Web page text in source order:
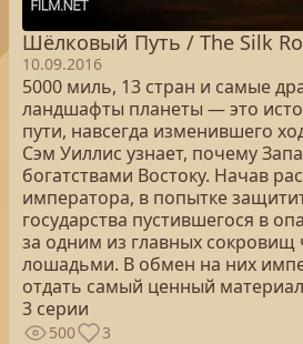
Шёлковый Путь / The Silk
10.09.2016
5000 миль, 13 стран и самые
ландшафты планеты — это
пути, навсегда изменившего
Сэм Уиллис узнает, почему
богатствами Востоку. Начав
императора, в попытке
государства пустившегося в
за одним из главных
лошадьми. В обмен на них
отдать самый ценный
3 серии
500 3